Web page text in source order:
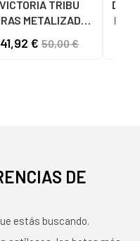
VICTORIA TRIBU
METALIZADO
41,92 € 50,00 €
DE
estás buscando.